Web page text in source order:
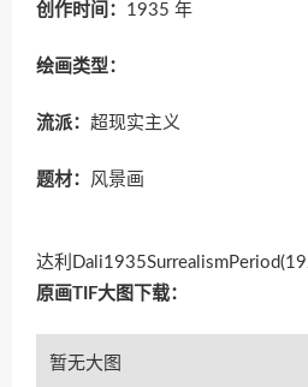
创作时间： 1935 年
绘画类型：
流派： 超现实主义
题材： 风景画
达利
原画TIF大图下载：
暂无大图